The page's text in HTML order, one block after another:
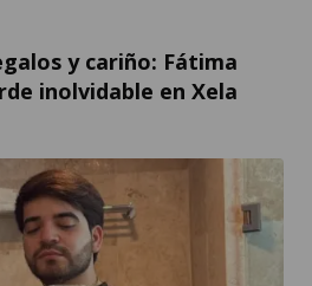
y cariño: Fátima
inolvidable en Xela